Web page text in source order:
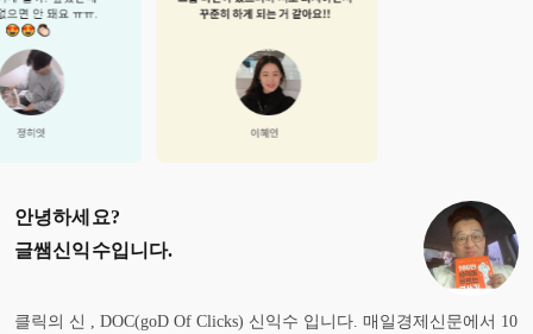
안녕하세요?
글쌤신익수입니다.
클릭의 신 , DOC(goD Of Clicks) 신익수 입니다. 매일경제신문에서 10